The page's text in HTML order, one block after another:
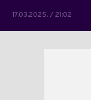
17.03.2025. / 21:02